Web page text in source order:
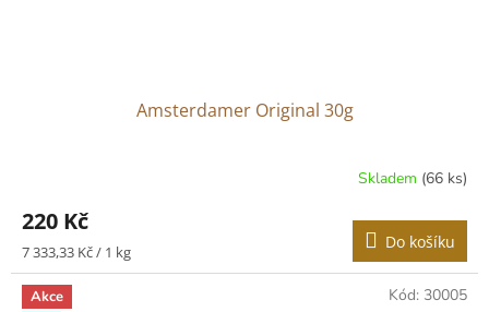
Amsterdamer Original 30g
Skladem (66 ks)
220 Kč
Měrná
cena:
7 333,33 Kč / 1 kg Do košíku
Akce
Kód: 30005